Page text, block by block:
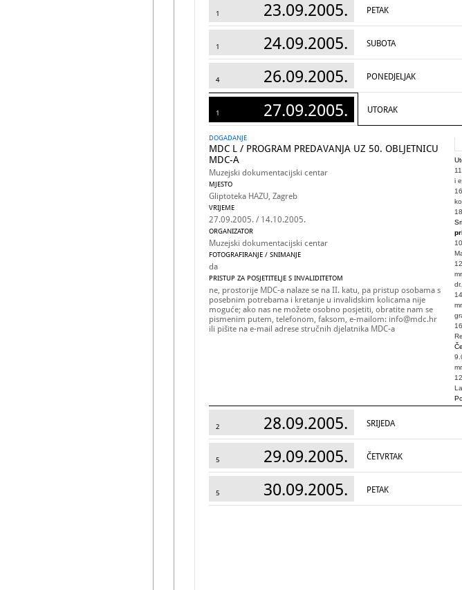
1 23.09.2005. PETAK
1 24.09.2005. SUBOTA
4 26.09.2005. PONEDJELJAK
1 27.09.2005. UTORAK
DOGADANJE
MDC L / PROGRAM PREDAVANJA UZ 50. OBLJETNICU
MDC-A
Muzejski dokumentacijski centar
MJESTO
Gliptoteka HAZU, Zagreb
VRIJEME
27.09.2005. / 14.10.2005.
ORGANIZATOR
Muzejski dokumentacijski centar
FOTOGRAFIRANJE / SNIMANJE
da
PRISTUP ZA POSJETITELJE S INVALIDITETOM
ne, prostorije MDC-a nalaze se na II. katu, pa pristup osobama s
posebnim potrebama i kretanje u invalidskim kolicama nije
moguće; ako nas ne možete osobno posjetiti, obratite nam se
pismenim putem, telefonom, faksom, e-mailom: info@mdc.hr
ili pišite na e-mail adrese stručnih djelatnika MDC-a
i
2 28.09.2005. SRIJEDA
5 29.09.2005. ČETVRTAK
5 30.09.2005. PETAK